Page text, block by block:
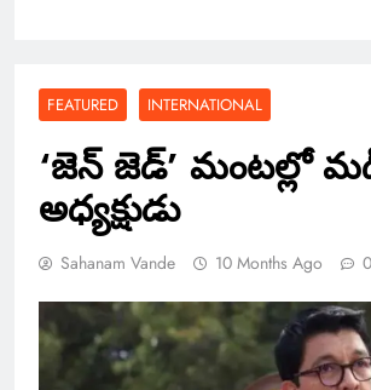
FEATURED INTERNATIONAL
‘జెన్ జెడ్’ మంటల్లో
అధ్యక్షుడు
Sahanam Vande 10 Months Ago 0